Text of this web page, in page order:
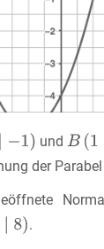
und
der
.